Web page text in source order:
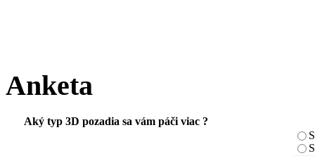
Anketa
Aký typ 3D pozadia sa vám páči viac ?